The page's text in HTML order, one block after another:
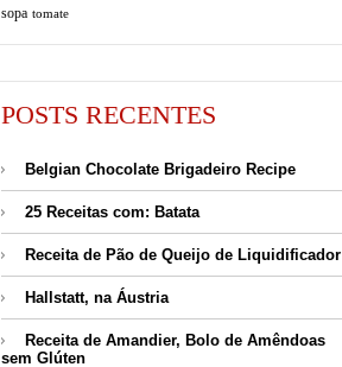
sopa tomate
POSTS RECENTES
Belgian Chocolate Brigadeiro Recipe
25 Receitas com: Batata
Receita de Pão de Queijo de Liquidificador
Hallstatt, na Áustria
Receita de Amandier, Bolo de Amêndoas
sem Glúten